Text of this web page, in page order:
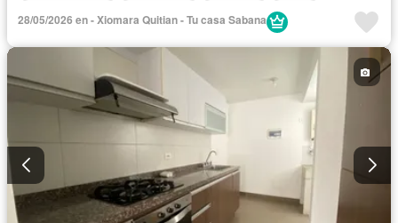
Jardín
Tanque de agua
Terraza
Vista panorámica
Permite mascotas
Solo familias
28/05/2026 en - Xiomara Quitian - Tu casa Sabana